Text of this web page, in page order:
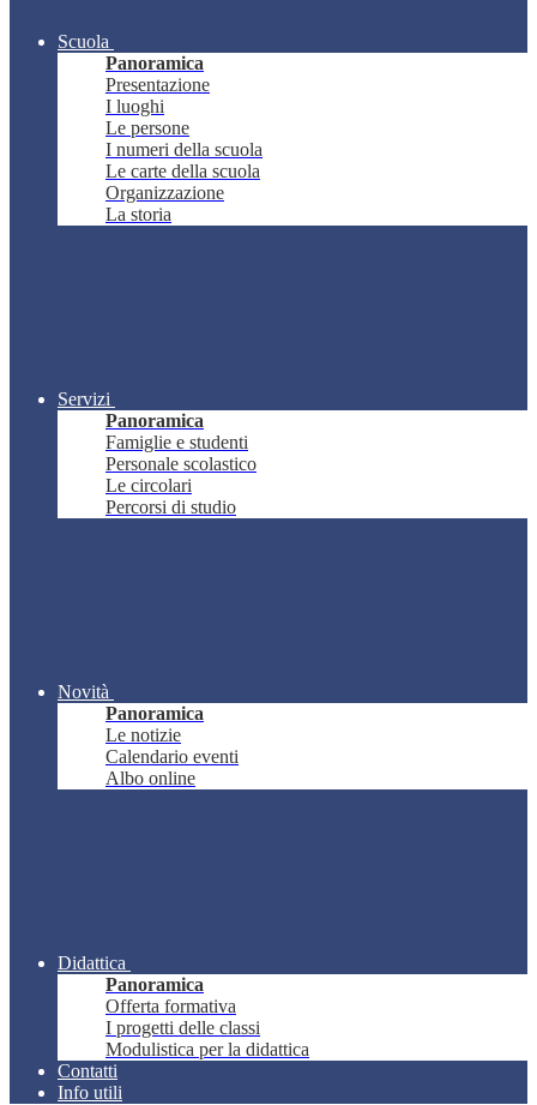
Scuola
Panoramica
Presentazione
I luoghi
Le persone
I numeri della scuola
Le carte della scuola
Organizzazione
La storia
Servizi
Panoramica
Famiglie e studenti
Personale scolastico
Le circolari
Percorsi di studio
Novità
Panoramica
Le notizie
Calendario eventi
Albo online
Didattica
Panoramica
Offerta formativa
I progetti delle classi
Modulistica per la didattica
Contatti
Info utili